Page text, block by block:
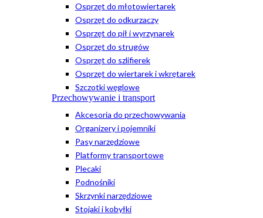
Osprzęt do młotowiertarek
Osprzęt do odkurzaczy
Osprzęt do pił i wyrzynarek
Osprzęt do strugów
Osprzęt do szlifierek
Osprzęt do wiertarek i wkrętarek
Szczotki węglowe
Przechowywanie i transport
Akcesoria do przechowywania
Organizery i pojemniki
Pasy narzędziowe
Platformy transportowe
Plecaki
Podnośniki
Skrzynki narzędziowe
Stojaki i kobyłki